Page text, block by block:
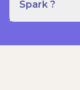
Spark ?